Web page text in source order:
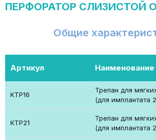
ПЕРФОРАТОР СЛИЗИСТОЙ
Общие
Артикул Наименование
KTP16
Трепан для
(для имплантата
KTP21
Трепан для
(для имплантата